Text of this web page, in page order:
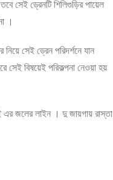
সেই ড্রেনটি শিলিগুড়ির পায়েল
।
নিয়ে সেই ড্রেন পরিদর্শনে যান
সেই বিষয়েই পরিকল্পনা নেওয়া হয়
এর জলের লাইন । দু জায়গায় রাস্তা